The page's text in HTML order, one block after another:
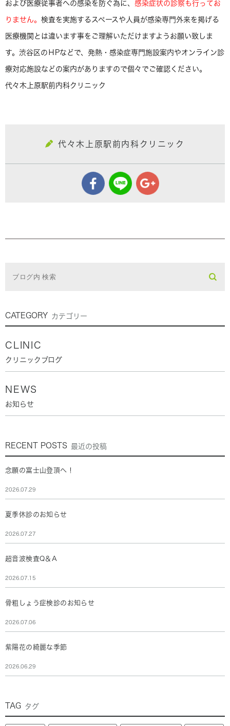
および医療従事者への感染を防ぐ為に、 感染症状の診察も行ってお
りません。 検査を実施するスペースや人員が感染専門外来を掲げる
医療機関とは違います事をご理解いただけますようお願い致しま
す。渋谷区のＨPなどで、発熱・感染症専門施設案内やオンライン診
療対応施設などの案内がありますので個々でご確認ください。
代々木上原駅前内科クリニック
代々木上原駅前内科クリニック
CATEGORY カテゴリー
CLINIC
クリニックブログ
NEWS
お知らせ
RECENT POSTS 最近の投稿
念願の富士山登頂へ！
2026.07.29
夏季休診のお知らせ
2026.07.27
超音波検査Q＆A
2026.07.15
骨粗しょう症検診のお知らせ
2026.07.06
紫陽花の綺麗な季節
2026.06.29
TAG タグ